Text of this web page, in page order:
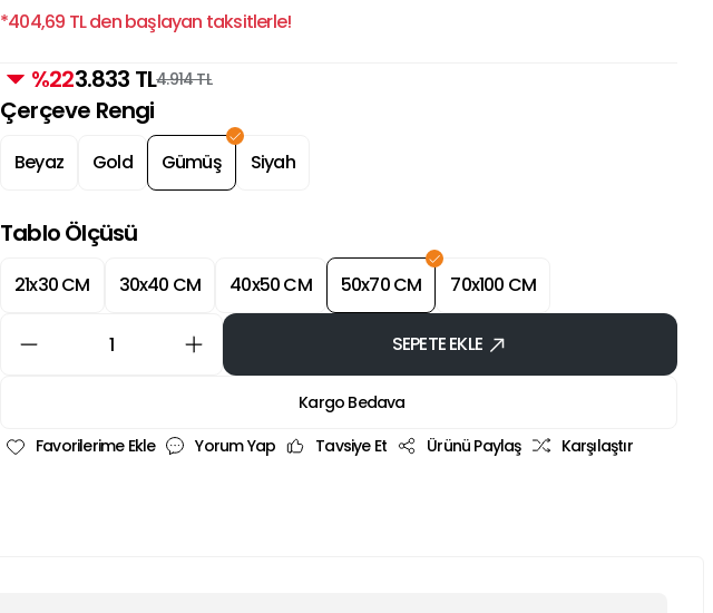
*404,69 TL den başlayan taksitlerle!
%223.833 TL4.914 TL
Çerçeve Rengi
Beyaz Gold Gümüş Siyah
Tablo Ölçüsü
21x30 CM 30x40 CM 40x50 CM 50x70 CM 70x100 CM
SEPETE EKLE
Kargo Bedava
Yorum Yap
Tavsiye Et Ürünü Paylaş Karşılaştır